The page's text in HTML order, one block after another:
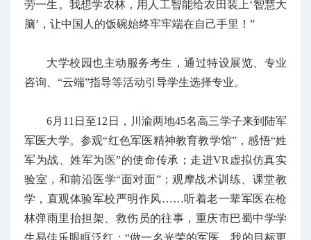
劳一生。我想学农林，用人工智能给农田装上‘智慧大
脑’，让中国人的饭碗始终牢牢端在自己手里！”
大学校园也主动服务考生，通过特设展览、专业
咨询、“云端”指导等活动引导学生选择专业。
6月11日至12日，川渝两地45名高三学子来到陆军
军医大学。参观“红色军医精神教育教学馆”，感悟“姓
军为战、姓军为医”的使命传承；走进VR虚拟仿真实
验室，和前沿医学“面对面”；观摩战术训练、课堂教
学，直观体验军校严明作风……听着老一辈军医在枪
林弹雨里抬担架、救伤员的往事，重庆市巴蜀中学学
生易佳乐眼眶泛红：“做一名光荣的军医，我的目标更